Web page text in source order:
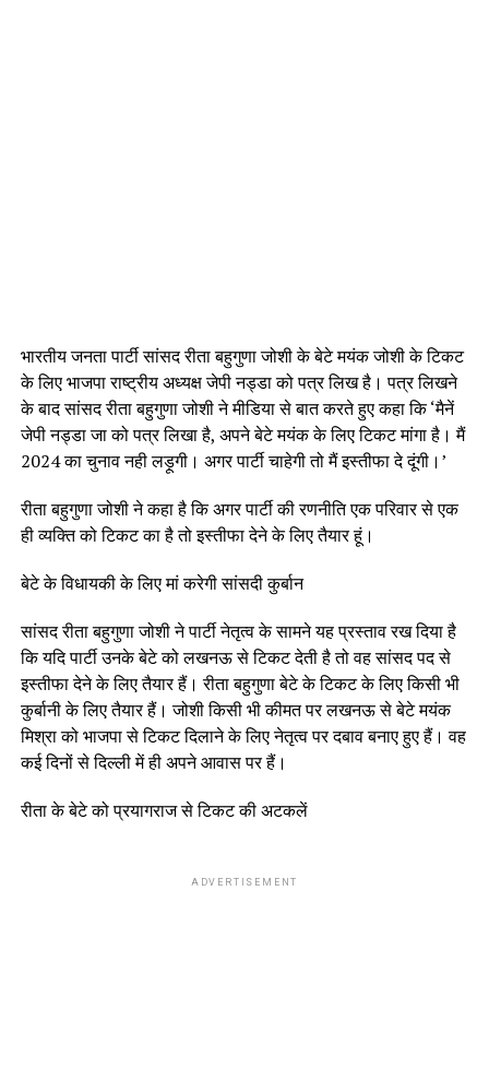
भारतीय जनता पार्टी सांसद रीता बहुगुणा जोशी के बेटे मयंक जोशी के टिकट
के लिए भाजपा राष्ट्रीय अध्यक्ष जेपी नड्डा को पत्र लिख है। पत्र लिखने
के बाद सांसद रीता बहुगुणा जोशी ने मीडिया से बात करते हुए कहा कि ‘मैनें
जेपी नड्डा जा को पत्र लिखा है, अपने बेटे मयंक के लिए टिकट मांगा है। मैं
2024 का चुनाव नही लड़ूगी। अगर पार्टी चाहेगी तो मैं इस्तीफा दे दूंगी।’
रीता बहुगुणा जोशी ने कहा है कि अगर पार्टी की रणनीति एक परिवार से एक
ही व्यक्ति को टिकट का है तो इस्तीफा देने के लिए तैयार हूं।
बेटे के विधायकी के लिए मां करेगी सांसदी कुर्बान
सांसद रीता बहुगुणा जोशी ने पार्टी नेतृत्व के सामने यह प्रस्ताव रख दिया है
कि यदि पार्टी उनके बेटे को लखनऊ से टिकट देती है तो वह सांसद पद से
इस्तीफा देने के लिए तैयार हैं। रीता बहुगुणा बेटे के टिकट के लिए किसी भी
कुर्बानी के लिए तैयार हैं। जोशी किसी भी कीमत पर लखनऊ से बेटे मयंक
मिश्रा को भाजपा से टिकट दिलाने के लिए नेतृत्व पर दबाव बनाए हुए हैं। वह
कई दिनों से दिल्ली में ही अपने आवास पर हैं।
रीता के बेटे को प्रयागराज से टिकट की अटकलें
ADVERTISEMENT